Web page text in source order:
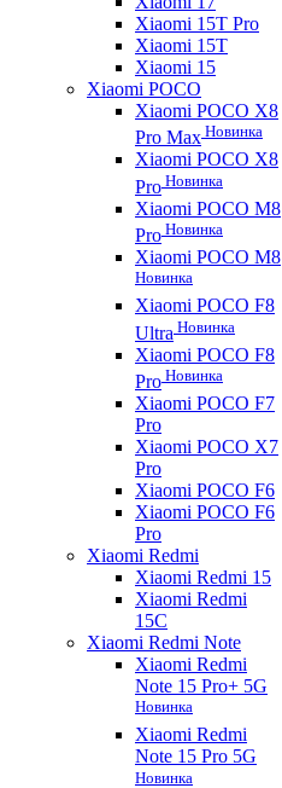
Xiaomi 15T Pro
Xiaomi 15T
Xiaomi 15
Xiaomi POCO
Xiaomi POCO X8
Pro Max Новинка
Xiaomi POCO X8
Pro Новинка
Xiaomi POCO M8
Pro Новинка
Xiaomi POCO M8
Новинка
Xiaomi POCO F8
Ultra Новинка
Xiaomi POCO F8
Pro Новинка
Xiaomi POCO F7
Pro
Xiaomi POCO X7
Pro
Xiaomi POCO F6
Xiaomi POCO F6
Pro
Xiaomi Redmi
Xiaomi Redmi 15
Xiaomi Redmi
15C
Xiaomi Redmi Note
Xiaomi Redmi
Note 15 Pro+ 5G
Новинка
Xiaomi Redmi
Note 15 Pro 5G
Новинка